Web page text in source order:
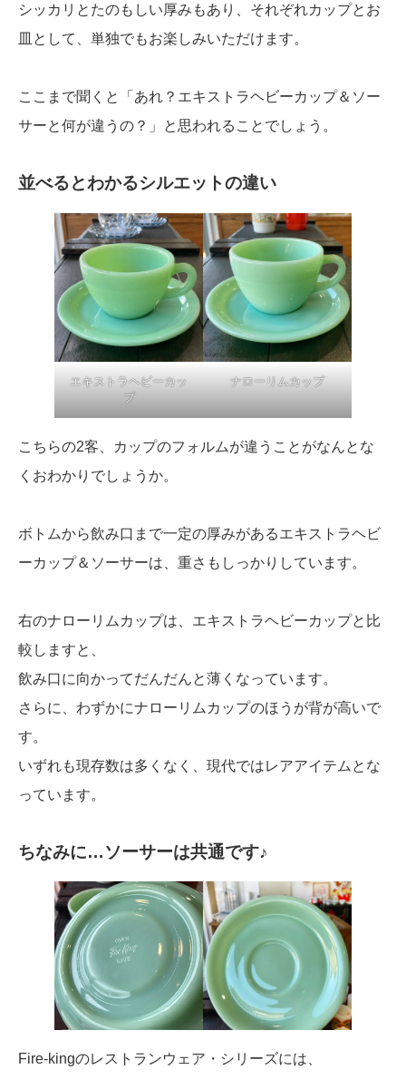
シッカリとたのもしい厚みもあり、それぞれカップとお
皿として、単独でもお楽しみいただけます。
ここまで聞くと「あれ？エキストラヘビーカップ＆ソー
サーと何が違うの？」と思われることでしょう。
並べるとわかるシルエットの違い
エキストラヘビーカッ
プ
ナローリムカップ
こちらの2客、カップのフォルムが違うことがなんとな
くおわかりでしょうか。
ボトムから飲み口まで一定の厚みがあるエキストラヘビ
ーカップ＆ソーサーは、重さもしっかりしています。
右のナローリムカップは、エキストラヘビーカップと比
較しますと、
飲み口に向かってだんだんと薄くなっています。
さらに、わずかにナローリムカップのほうが背が高いで
す。
いずれも現存数は多くなく、現代ではレアアイテムとな
っています。
ちなみに…ソーサーは共通です♪
Fire-kingのレストランウェア・シリーズには、